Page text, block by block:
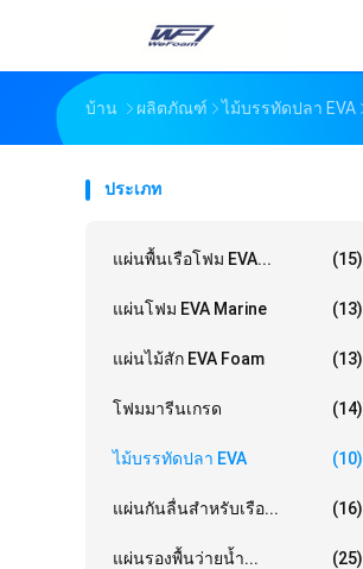
บ้าน ผลิตภัณฑ์ ไม้บรรทัดปลา EVA
ประเภท
แผ่นพื้นเรือโฟม EVA... (15)
แผ่นโฟม EVA Marine (13)
แผ่นไม้สัก EVA Foam (13)
โฟมมารีนเกรด (14)
ไม้บรรทัดปลา EVA (10)
แผ่นกันลื่นสำหรับเรือ... (16)
แผ่นรองพื้นว่ายน้ำ... (25)